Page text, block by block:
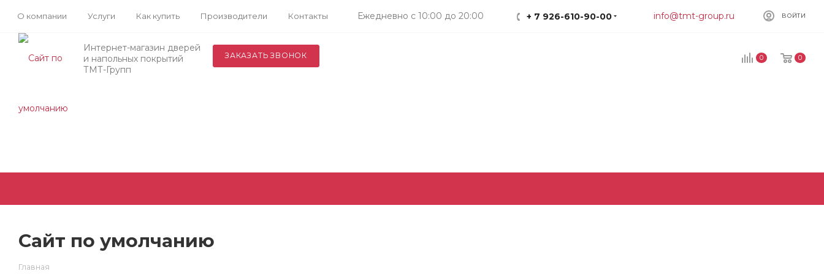
О компании Услуги Как купить Производители Контакты Ежедневно с 10:00 до 20:00 + 7 926-610-90-00 info@tmt-group.ru ВОЙТИ
Интернет-магазин дверей
и напольных покрытий
ТМТ-Групп
ЗАКАЗАТЬ ЗВОНОК 0 0
Сайт по умолчанию
Главная